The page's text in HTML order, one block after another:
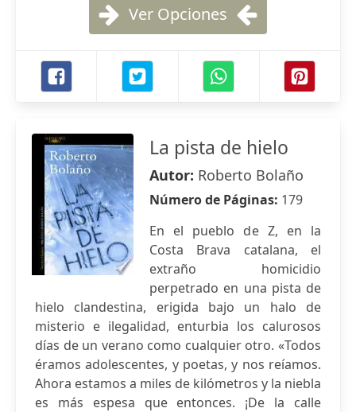
Ver Opciones
La pista de hielo
Autor: Roberto Bolaño
Número de Páginas: 179
En el pueblo de Z, en la
Costa Brava catalana, el
extraño homicidio
perpetrado en una pista de
hielo clandestina, erigida bajo un halo de
misterio e ilegalidad, enturbia los calurosos
días de un verano como cualquier otro. «Todos
éramos adolescentes, y poetas, y nos reíamos.
Ahora estamos a miles de kilómetros y la niebla
es más espesa que entonces. ¡De la calle